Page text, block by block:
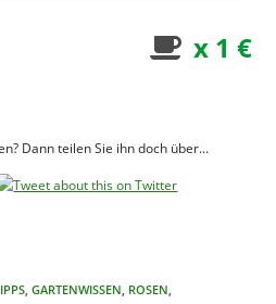
x 1 €
Dann teilen Sie ihn doch über...
GARTENWISSEN ROSEN